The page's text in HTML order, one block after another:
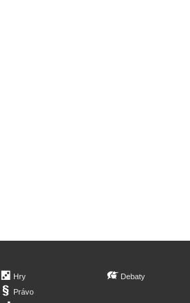
Hry
Právo
Debaty